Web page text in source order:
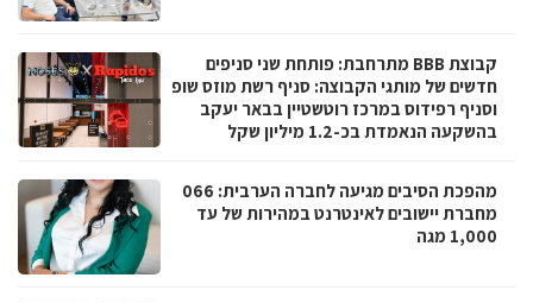
קבוצת BBB מתרחבת: פותחת שני סניפים
חדשים של מותגי הקבוצה: סניף רשת מוזס שופ
וסניף רפידוס במרכז רוטשטיין בבאר יעקב
בהשקעה הנאמדת בכ-1.2 מיליון שקל
מהפכת הסיבים מגיעה לחברה הערבית: 066
מחברת יישובים לאינטרנט במהירות של עד
1,000 מגה